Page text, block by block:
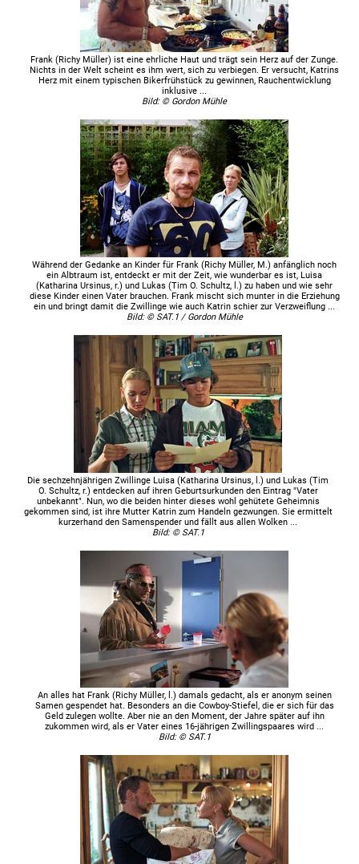
Frank (Richy Müller) ist eine ehrliche Haut und trägt sein Herz auf der Zunge.
Nichts in der Welt scheint es ihm wert, sich zu verbiegen. Er versucht, Katrins
Herz mit einem typischen Bikerfrühstück zu gewinnen, Rauchentwicklung
inklusive ...
Bild: © Gordon Mühle
Während der Gedanke an Kinder für Frank (Richy Müller, M.) anfänglich noch
ein Albtraum ist, entdeckt er mit der Zeit, wie wunderbar es ist, Luisa
(Katharina Ursinus, r.) und Lukas (Tim O. Schultz, l.) zu haben und wie sehr
diese Kinder einen Vater brauchen. Frank mischt sich munter in die Erziehung
ein und bringt damit die Zwillinge wie auch Katrin schier zur Verzweiflung ...
Bild: © SAT.1 / Gordon Mühle
Die sechzehnjährigen Zwillinge Luisa (Katharina Ursinus, l.) und Lukas (Tim
O. Schultz, r.) entdecken auf ihren Geburtsurkunden den Eintrag "Vater
unbekannt". Nun, wo die beiden hinter dieses wohl gehütete Geheimnis
gekommen sind, ist ihre Mutter Katrin zum Handeln gezwungen. Sie ermittelt
kurzerhand den Samenspender und fällt aus allen Wolken ...
Bild: © SAT.1
An alles hat Frank (Richy Müller, l.) damals gedacht, als er anonym seinen
Samen gespendet hat. Besonders an die Cowboy-Stiefel, die er sich für das
Geld zulegen wollte. Aber nie an den Moment, der Jahre später auf ihn
zukommen wird, als er Vater eines 16-jährigen Zwillingspaares wird ...
Bild: © SAT.1